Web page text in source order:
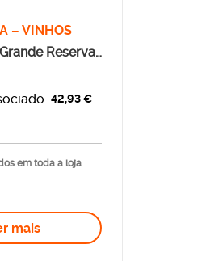
– VINHOS
Reserva
42,93 €
em toda a loja
mais